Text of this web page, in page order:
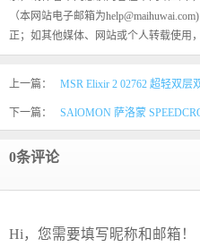
（本网站电子邮箱为
正；如其他媒体、网站或个人转载使用
上一篇： MSR Elixir 2 02762 超轻双层
下一篇： SAlOMON 萨洛蒙
0条评论
Hi，您需要填写昵称和邮箱！